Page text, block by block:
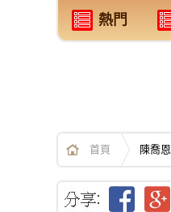
熱門
首頁 陳喬